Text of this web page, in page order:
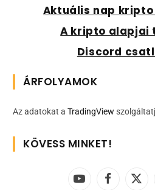
Aktuális nap
A kripto alapjai
Discord
ÁRFOLYAMOK
Az adatokat a TradingView
KÖVESS MINKET!
YouTubeFacebook
X